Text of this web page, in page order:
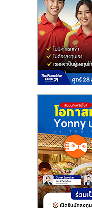
ไชส์
ขาย
แฟ
ไชส์
แฟ